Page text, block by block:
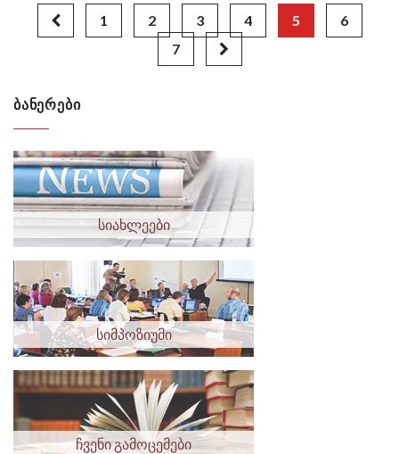
1 2 3 4 5
6
7
ᲑᲐᲜᲔᲠᲔᲑᲘ
სიახლეები
სიმპოზიუმი
ჩვენი გამოცემები